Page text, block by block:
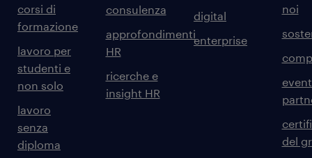
corsi di
formazione
lavoro per
studenti e
non solo
lavoro
senza
diploma
consulenza
approfondimenti
HR
ricerche e
insight HR
digital
enterprise
noi
del